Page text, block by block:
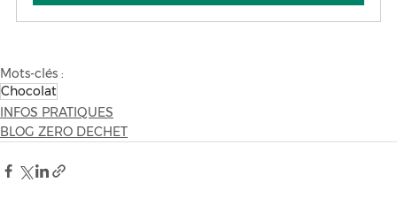
Mots-clés :
Chocolat
INFOS PRATIQUES
BLOG ZERO DECHET